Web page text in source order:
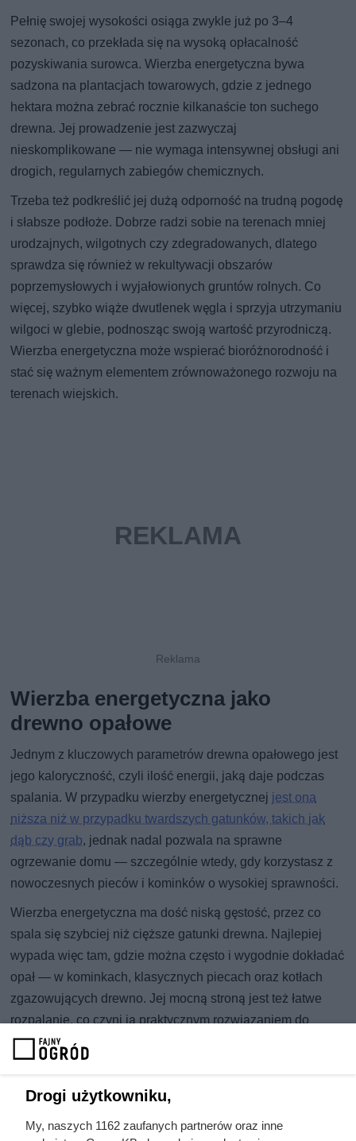
Pełnię swojej wysokości osiąga zwykle już po 3–4
sezonach, co przekłada się na wysoką opłacalność
pozyskiwania surowca. Wierzba energetyczna bywa
sadzona na plantacjach towarowych, gdzie z jednego
hektara można zebrać rocznie kilkanaście ton suchego
drewna. Jej prowadzenie jest zazwyczaj
nieskomplikowane — nie wymaga intensywnej obsługi ani
drogich, regularnych zabiegów chemicznych.
Trzeba też podkreślić jej dużą odporność na trudną pogodę
i słabsze podłoże. Dobrze radzi sobie na terenach mniej
urodzajnych, wilgotnych czy zdegradowanych, dlatego
sprawdza się również w rekultywacji obszarów
poprzemysłowych i wyjałowionych gruntów rolnych. Co
więcej, szybko wiąże dwutlenek węgla i sprzyja utrzymaniu
wilgoci w glebie, podnosząc swoją wartość przyrodniczą.
Wierzba energetyczna może wspierać bioróżnorodność i
stać się ważnym elementem zrównoważonego rozwoju na
terenach wiejskich.
Wierzba energetyczna jako
drewno opałowe
Jednym z kluczowych parametrów drewna opałowego jest
jego kaloryczność, czyli ilość energii, jaką daje podczas
spalania. W przypadku wierzby energetycznej jest ona
niższa niż w przypadku twardszych gatunków, takich jak
dąb czy grab, jednak nadal pozwala na sprawne
ogrzewanie domu — szczególnie wtedy, gdy korzystasz z
nowoczesnych pieców i kominków o wysokiej sprawności.
Wierzba energetyczna ma dość niską gęstość, przez co
spala się szybciej niż cięższe gatunki drewna. Najlepiej
wypada więc tam, gdzie można często i wygodnie dokładać
opał — w kominkach, klasycznych piecach oraz kotłach
zgazowujących drewno. Jej mocną stroną jest też łatwe
rozpalanie, co czyni ją praktycznym rozwiązaniem do
szybkiego podniesienia temperatury w pomieszczeniach,
bez długiego czekania na efekt.
Na efektywność spalania i poziom emisji duży wpływ ma
mieć bardzo dużo wody — nawet powyżej 50% — co
Drogi użytkowniku,
My, naszych 1162 zaufanych partnerów oraz inne